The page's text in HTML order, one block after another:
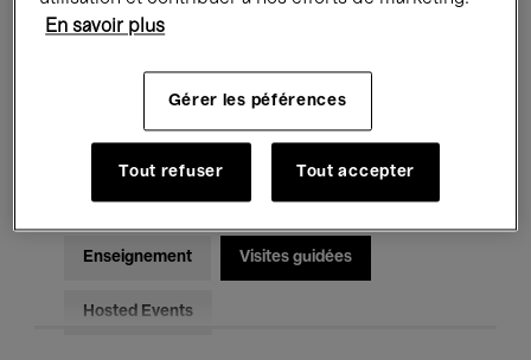
Musique électronique
Pour tous Kids’ Palace
Enseignement Visites guidées
Hosted Events
En savoir plus
Gérer les péférences
Tout refuser Tout accepter